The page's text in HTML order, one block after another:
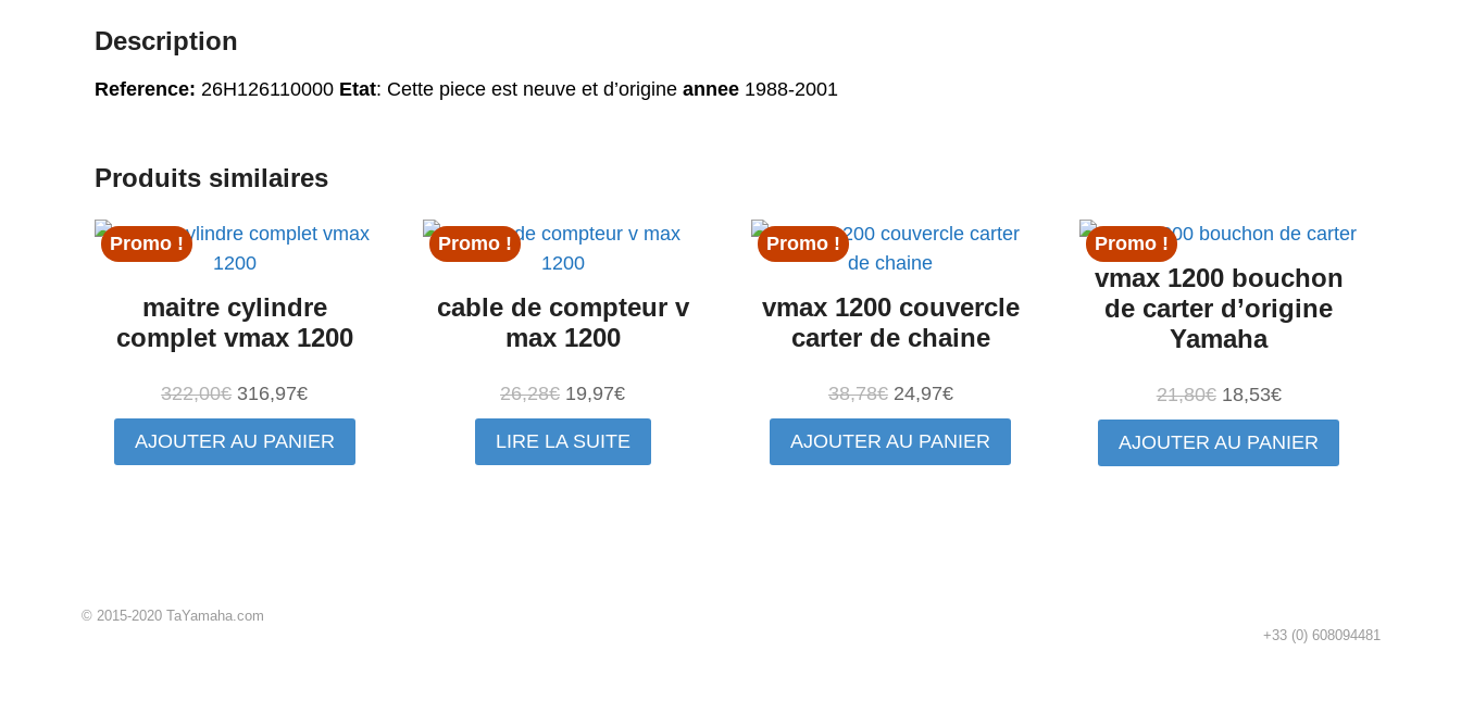
Description
Reference: 26H126110000 Etat: Cette piece est neuve et d’origine annee 1988-2001
Produits similaires
Promo !
maitre cylindre
complet vmax 1200
322,00€ Le
prix
initial
316,97€Le
prix
actuel
AJOUTER AU PANIER
Promo !
cable de compteur v
max 1200
26,28€ Le
prix
initial
19,97€Le
prix
actuel
LIRE LA SUITE
Promo !
vmax 1200 couvercle
carter de chaine
38,78€ Le
prix
initial
24,97€Le
prix
actuel
AJOUTER AU PANIER
Promo !
vmax 1200 bouchon
de carter d’origine
Yamaha
21,80€ Le
prix
initial
18,53€Le
prix
actuel
AJOUTER AU PANIER
© 2015-2020 TaYamaha.com
+33 (0) 608094481